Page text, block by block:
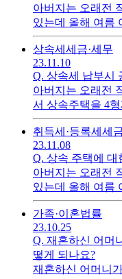
아버지는 오래전
있는데 올해 여름
법정상속분으로
억원 정도로 매도
전제입니다) 질문
로서 어머니를 모
이 되어 있었기에 양도세 비 과세
형님은 별도 세대
님도 비과세가 될
가액이 12억원이
을 빼고 양도가액을 18억으
요? 계산방식이
어 인터넷 양도세
상속세 세금·세무
23.11.10
Q. 상속세 납부시
아버지는 오래전
서 상속주택을 4
속개시일로 부터
다. 4형제중 첫째
략 계산시 [동거주
요? 계산1) 30억-5
제)=19억원x40%(
둘째, 셋째, 넷째
원.계산2) 30억-5
6천만원(누진공제
인 2억1천만원씩
계산방식이 맞나
지 궁금합니다.
취득세·등록세 세
23.11.08
Q. 상속 주택에 대
아버지는 오래전
있는데 올해 여름
1/4씩 상속 예정
니다.큰형님이 어
등록도 같이 되어
듯 합니다만 나머
자)의 자식들은 동
동거주택공제를
가족·이혼법률
23.10.25
Q. 재혼하신 어머
떻게 되나요?
재혼하신 어머니